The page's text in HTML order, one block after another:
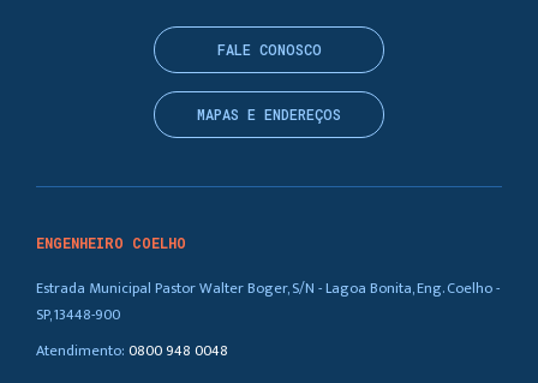
ENGENHEIRO COELHO
Estrada Municipal Pastor Walter Boger, S/N - Lagoa Bonita, Eng. Coelho -
SP, 13448-900
Atendimento:0800 948 0048
FALE CONOSCO
MAPAS E ENDEREÇOS